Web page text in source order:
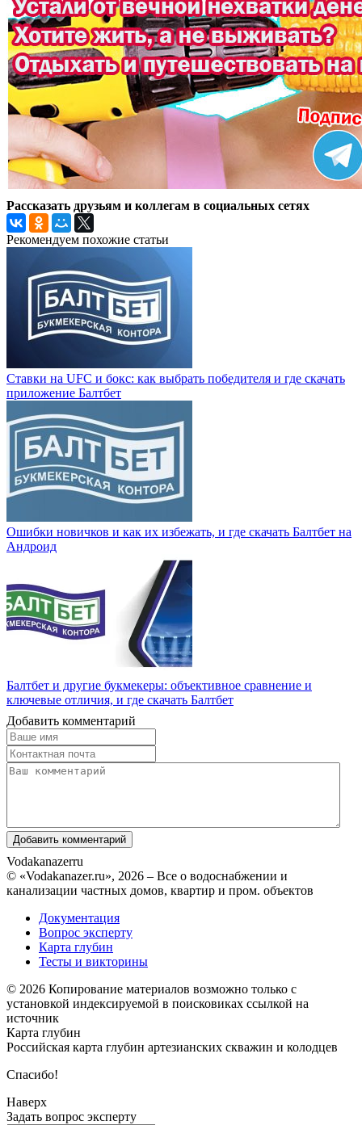
Рассказать друзьям и коллегам в социальных сетях
Рекомендуем похожие статьи
Ставки на UFC и бокс: как выбрать победителя и где скачать
приложение Балтбет
Ошибки новичков и как их избежать, и где скачать Балтбет на
Андроид
Балтбет и другие букмекеры: объективное сравнение и
ключевые отличия, и где скачать Балтбет
Добавить комментарий
Vodakanazerru
© «Vodakanazer.ru», 2026 – Все о водоснабжении и
канализации частных домов, квартир и пром. объектов
Документация
Вопрос эксперту
Карта глубин
Тесты и викторины
© 2026 Копирование материалов возможно только с
установкой индексируемой в поисковиках ссылкой на
источник
Карта глубин
Российская карта глубин артезианских скважин и колодцев
Спасибо!
Наверх
Задать вопрос эксперту